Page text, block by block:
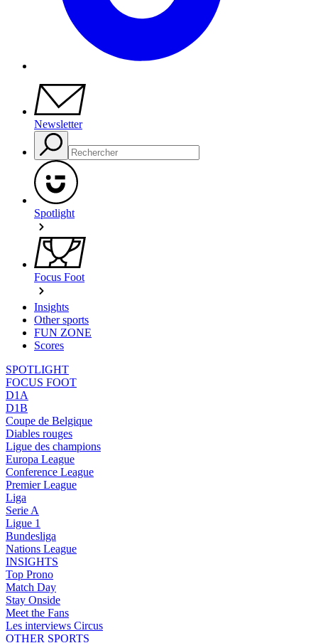
Newsletter
Spotlight
Focus Foot
Insights
Other sports
FUN ZONE
Scores
SPOTLIGHT
FOCUS FOOT
D1A
D1B
Coupe de Belgique
Diables rouges
Ligue des champions
Europa League
Conference League
Premier League
Liga
Serie A
Ligue 1
Bundesliga
Nations League
INSIGHTS
Top Prono
Match Day
Stay Onside
Meet the Fans
Les interviews Circus
OTHER SPORTS